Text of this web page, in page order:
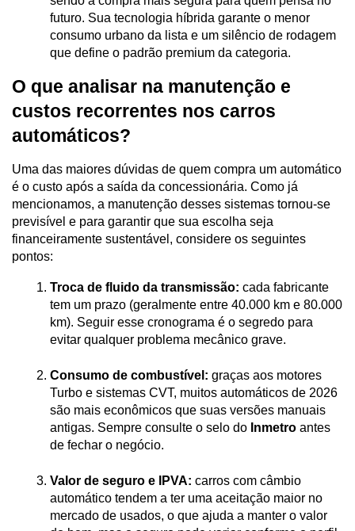
futuro. Sua tecnologia híbrida garante o menor
consumo urbano da lista e um silêncio de rodagem
que define o padrão premium da categoria.
O que analisar na manutenção e
custos recorrentes nos carros
automáticos?
Uma das maiores dúvidas de quem compra um automático
é o custo após a saída da concessionária. Como já
mencionamos, a manutenção desses sistemas tornou-se
previsível e para garantir que sua escolha seja
financeiramente sustentável, considere os seguintes
pontos:
Troca de fluido da transmissão: cada fabricante
tem um prazo (geralmente entre 40.000 km e 80.000
km). Seguir esse cronograma é o segredo para
evitar qualquer problema mecânico grave.
Consumo de combustível: graças aos motores
Turbo e sistemas CVT, muitos automáticos de 2026
são mais econômicos que suas versões manuais
antigas. Sempre consulte o selo do Inmetro antes
de fechar o negócio.
Valor de seguro e IPVA: carros com câmbio
automático tendem a ter uma aceitação maior no
mercado de usados, o que ajuda a manter o valor